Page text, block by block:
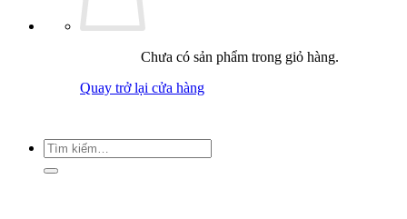
Chưa có sản phẩm trong giỏ hàng.
Quay trở lại cửa hàng
Tìm
kiếm: